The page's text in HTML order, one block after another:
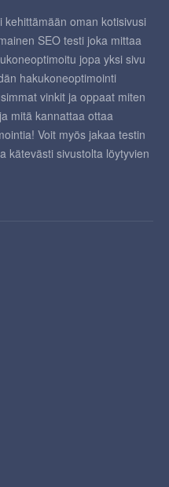
kehittämään oman kotisivusi
SEO testi joka mittaa
jopa yksi sivu
hakukoneoptimointi
vinkit ja oppaat miten
mitä kannattaa ottaa
Voit myös jakaa testin
kätevästi sivustolta löytyvien